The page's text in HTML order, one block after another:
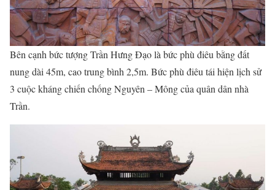
Bên cạnh bức tượng Trần Hưng Đạo là bức phù điêu bằng đất
nung dài 45m, cao trung bình 2,5m. Bức phù điêu tái hiện lịch sử
3 cuộc kháng chiến chống Nguyên – Mông của quân dân nhà
Trần.